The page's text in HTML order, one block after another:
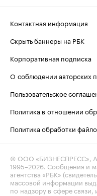
Контактная информация
Скрыть баннеры на РБК
Корпоративная подписка
О соблюдении авторских
Пользовательское
Политика в отношении
Политика обработки
© ООО «БИЗНЕСПРЕСС»,
1995–2026. Сообщения и
агентства «РБК»
массовой информации
по надзору в сфере